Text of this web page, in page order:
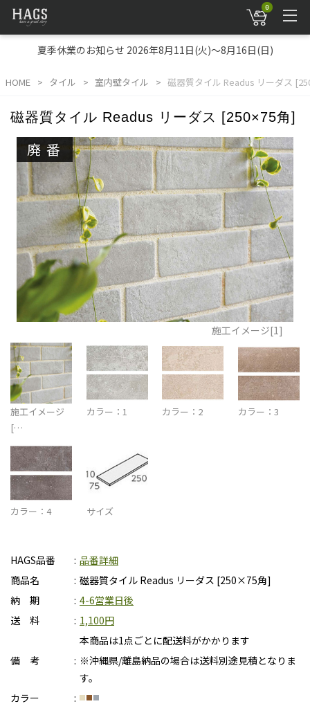
0
夏季休業のお知らせ 2026年8月11日(火)～8月16日(日)
HOME タイル 室内壁タイル 磁器質タイル Readus リーダス
磁器質タイル Readus リーダス [250×75角]
廃番
施工イメージ[1]
施工イメージ
[…
カラー：1 カラー：2 カラー：3
カラー：4 サイズ
HAGS品番
品番詳細
商品名
磁器質タイル Readus リーダス [250×75角]
納 期
4-6営業日後
送 料
1,100円
本商品は1点ごとに配送料がかかります
備 考
※沖縄県/離島納品の場合は送料別途見積となりま
す。
カラー